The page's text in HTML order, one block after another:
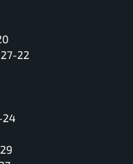
22
24